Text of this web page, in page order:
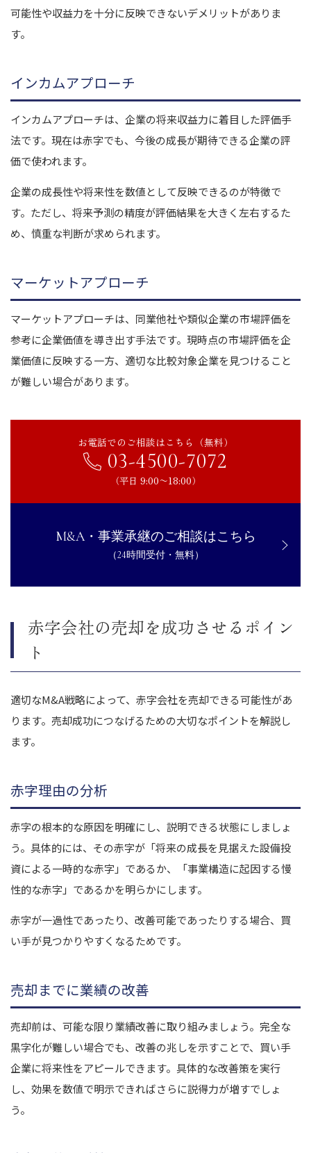
可能性や収益力を十分に反映できないデメリットがありま
す。
インカムアプローチ
インカムアプローチは、企業の将来収益力に着目した評価手
法です。現在は赤字でも、今後の成長が期待できる企業の評
価で使われます。
企業の成長性や将来性を数値として反映できるのが特徴で
す。ただし、将来予測の精度が評価結果を大きく左右するた
め、慎重な判断が求められます。
マーケットアプローチ
マーケットアプローチは、同業他社や類似企業の市場評価を
参考に企業価値を導き出す手法です。現時点の市場評価を企
業価値に反映する一方、適切な比較対象企業を見つけること
が難しい場合があります。
お電話でのご相談はこちら（無料）
03-4500-7072
（平日 9:00〜18:00）
M&A・事業承継のご相談はこちら
（24時間受付・無料）
赤字会社の売却を成功させるポイン
ト
適切なM&A戦略によって、赤字会社を売却できる可能性があ
ります。売却成功につなげるための大切なポイントを解説し
ます。
赤字理由の分析
赤字の根本的な原因を明確にし、説明できる状態にしましょ
う。具体的には、その赤字が「将来の成長を見据えた設備投
資による一時的な赤字」であるか、「事業構造に起因する慢
性的な赤字」であるかを明らかにします。
赤字が一過性であったり、改善可能であったりする場合、買
い手が見つかりやすくなるためです。
売却までに業績の改善
売却前は、可能な限り業績改善に取り組みましょう。完全な
黒字化が難しい場合でも、改善の兆しを示すことで、買い手
企業に将来性をアピールできます。具体的な改善策を実行
し、効果を数値で明示できればさらに説得力が増すでしょ
う。